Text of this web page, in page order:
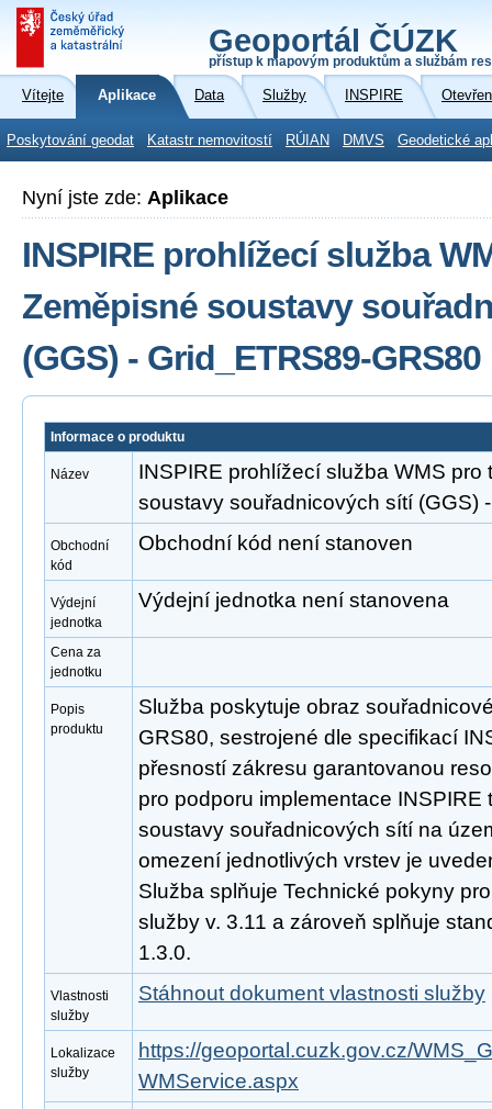
Geoportál ČÚZK
přístup k mapovým produktům a službám
Vítejte Aplikace Data Služby INSPIRE
Poskytování geodat Katastr nemovitostí RÚIAN DMVS Geodetické
Nyní jste zde: Aplikace
INSPIRE prohlížecí služba
Zeměpisné soustavy
(GGS) - Grid_ETRS89-GRS80
Informace o produktu
Název
INSPIRE prohlížecí služba WMS pro
soustavy souřadnicových sítí (GGS)
Obchodní
kód
Obchodní kód není stanoven
Výdejní
jednotka
Výdejní jednotka není stanovena
Cena za
jednotku
Popis
produktu
Služba poskytuje obraz
GRS80, sestrojené dle specifikací
přesností zákresu garantovanou
pro podporu implementace INSPIRE
soustavy souřadnicových sítí na
omezení jednotlivých vrstev je
Služba splňuje Technické pokyny
služby v. 3.11 a zároveň splňuje
1.3.0.
Vlastnosti
služby
Stáhnout dokument vlastnosti služby
Lokalizace
služby
https://geoportal.cuzk.gov.cz/
WMService.aspx